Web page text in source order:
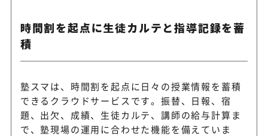
時間割を起点に生徒カルテと指導記録を蓄
積
塾スマは、時間割を起点に日々の授業情報を蓄積
できるクラウドサービスです。振替、日報、宿
題、出欠、成績、生徒カルテ、講師の給与計算ま
で、塾現場の運用に合わせた機能を備えていま